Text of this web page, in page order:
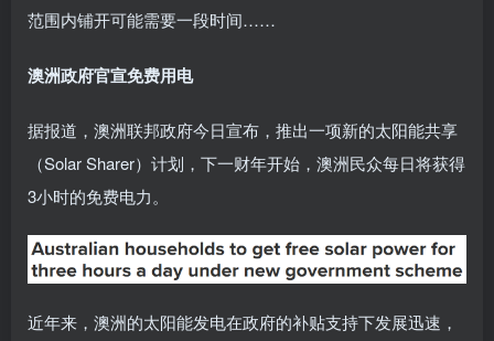
范围内铺开可能需要一段时间……
澳洲政府官宣免费用电
据报道，澳洲联邦政府今日宣布，推出一项新的太阳能共享
（Solar Sharer）计划，下一财年开始，澳洲民众每日将获得
3小时的免费电力。
近年来，澳洲的太阳能发电在政府的补贴支持下发展迅速，